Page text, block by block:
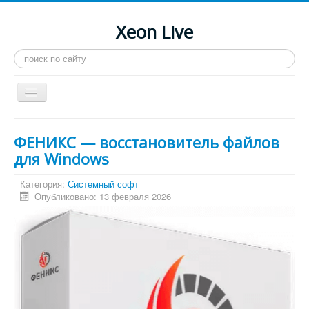
Xeon Live
Искать...
Toggle
Navigation
LGA 2011-3
Процессоры
Инструкции
Конференция
ФЕНИКС — восстановитель файлов
для Windows
Категория: Системный софт
Опубликовано: 13 февраля 2026